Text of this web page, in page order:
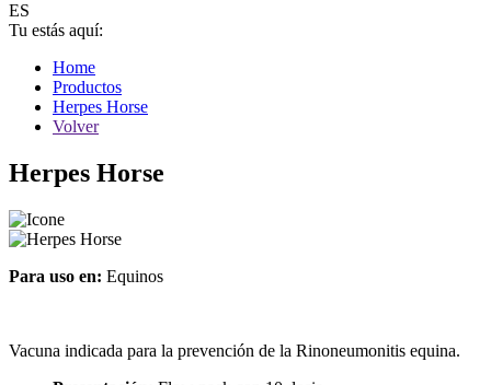
ES
Tu estás aquí:
Home
Productos
Herpes Horse
Volver
Herpes Horse
Para uso en: Equinos
Vacuna indicada para la prevención de la Rinoneumonitis equina.